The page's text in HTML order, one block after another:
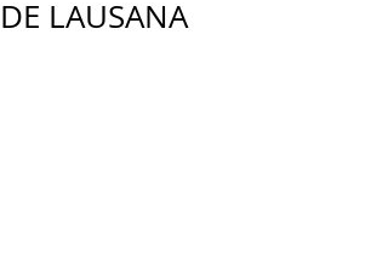
DE LAUSANA